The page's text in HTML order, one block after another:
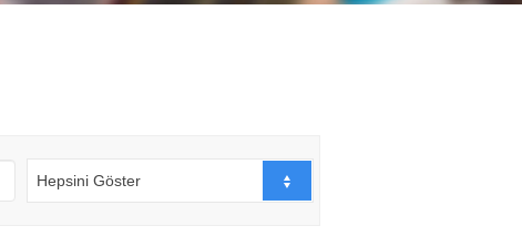
Hepsini Göster